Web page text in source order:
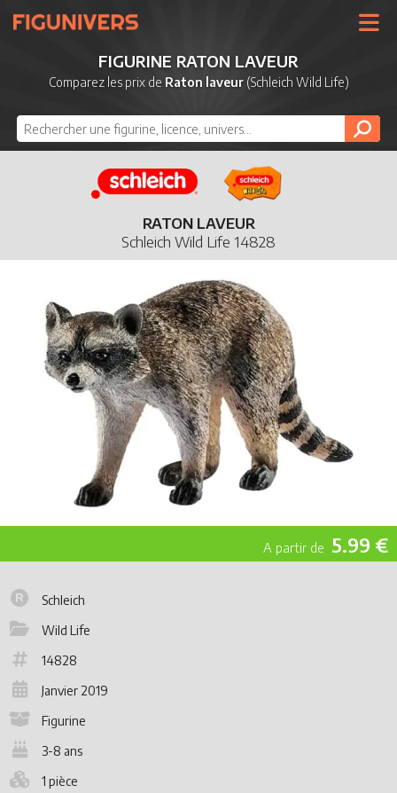
UNIVERS
LICENCES
NOUVEAUTÉS
DERNIERS AJOUTS
FIGURINE RATON LAVEUR
Comparez les prix de Raton laveur(Schleich Wild Life)
RATON LAVEUR
Schleich Wild Life 14828
5.99 €
Schleich
Wild Life
14828
Janvier 2019
Figurine
3-8 ans
1 pièce